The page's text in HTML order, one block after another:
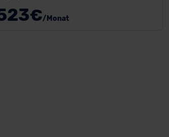
€/Monat